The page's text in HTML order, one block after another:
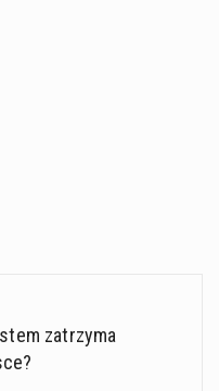
zatrzyma